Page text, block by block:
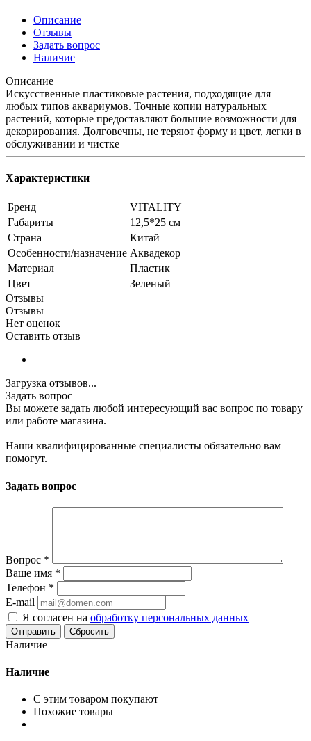
Описание
Отзывы
Задать вопрос
Наличие
Описание
Искусственные пластиковые растения, подходящие для
любых типов аквариумов. Точные копии натуральных
растений, которые предоставляют большие возможности для
декорирования. Долговечны, не теряют форму и цвет, легки в
обслуживании и чистке
Характеристики
Бренд
VITALITY
Габариты
12,5*25 см
Страна
Китай
Особенности/назначение Аквадекор
Материал
Пластик
Цвет
Зеленый
Отзывы
Отзывы
Нет оценок
Оставить отзыв
Загрузка отзывов...
Задать вопрос
Вы можете задать любой интересующий вас вопрос по товару
или работе магазина.
Наши квалифицированные специалисты обязательно вам
помогут.
Задать вопрос
Вопрос *
Ваше имя *
Телефон *
E-mail
Я согласен на обработку персональных данных
Сбросить
Наличие
Наличие
С этим товаром покупают
Похожие товары